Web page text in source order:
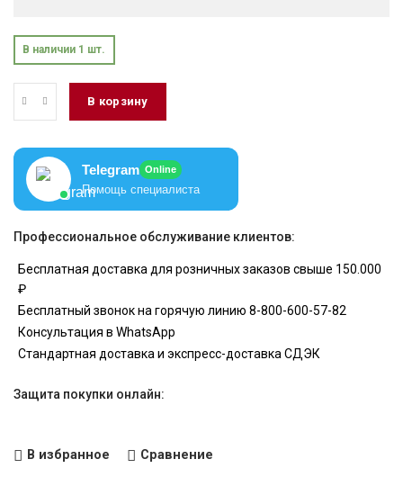
В наличии 1 шт.
В корзину
Telegram Online
Помощь специалиста
Профессиональное обслуживание клиентов:
Бесплатная доставка для розничных заказов свыше 150.000
₽
Бесплатный звонок на горячую линию 8-800-600-57-82
Консультация в WhatsApp
Стандартная доставка и экспресс-доставка СДЭК
Защита покупки онлайн:
В избранное Сравнение